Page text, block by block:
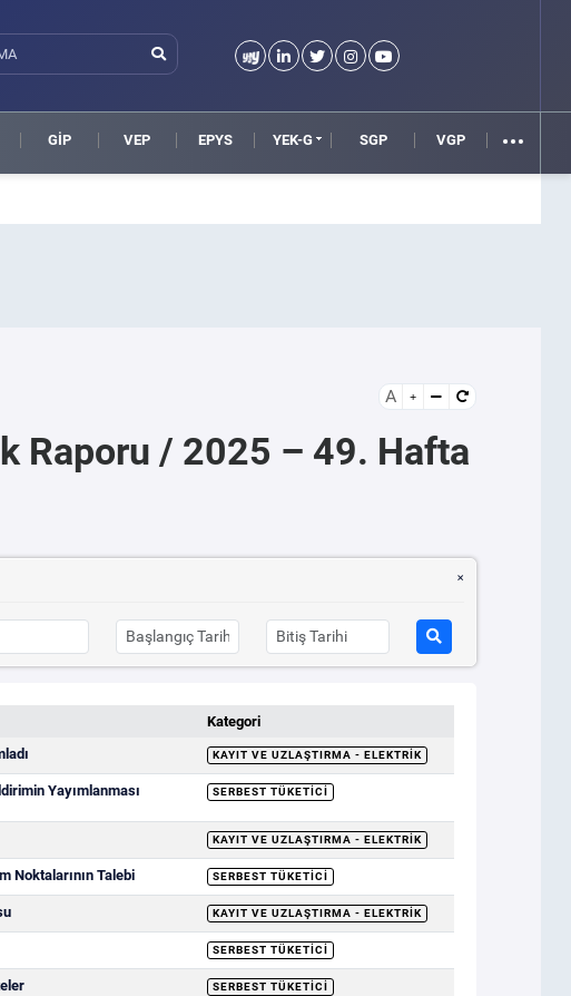
GİP VEP EPYS YEK-G SGP VGP
A
Raporu / 2025 – 49. Hafta
Kategori
KAYIT VE UZLAŞTIRMA - ELEKTRIK
Yayımlanması
SERBEST TÜKETICI
KAYIT VE UZLAŞTIRMA - ELEKTRIK
Noktalarının Talebi SERBEST TÜKETICI
KAYIT VE UZLAŞTIRMA - ELEKTRIK
SERBEST TÜKETICI
SERBEST TÜKETICI